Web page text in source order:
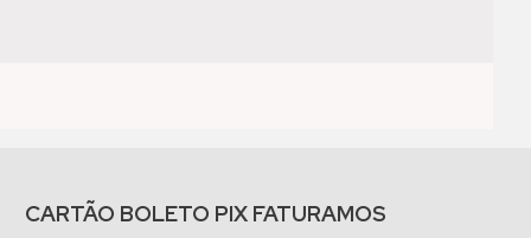
CARTÃO BOLETO PIX FATURAMOS